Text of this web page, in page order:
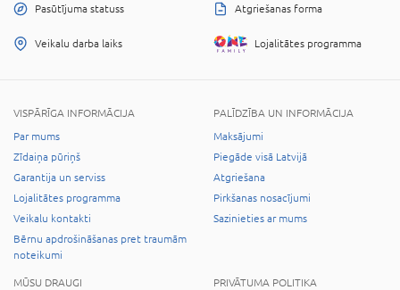
Pasūtījuma statuss Atgriešanas forma
Veikalu darba laiks Lojalitātes programma
VISPĀRĪGA INFORMĀCIJA
Par mums
Zīdaiņa pūriņš
Garantija un serviss
Lojalitātes programma
Veikalu kontakti
Bērnu apdrošināšanas pret traumām
noteikumi
PALĪDZĪBA UN INFORMĀCIJA
Maksājumi
Piegāde visā Latvijā
Atgriešana
Pirkšanas nosacījumi
Sazinieties ar mums
MŪSU DRAUGI
PRIVĀTUMA POLITIKA